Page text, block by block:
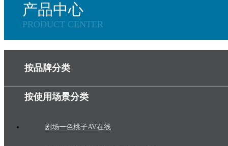
产品中心
PRODUCT CENTER
按品牌分类
按使用场景分类
剧场一色桃子AV在线